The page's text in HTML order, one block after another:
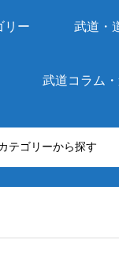
リー 武道・
武道コラム
テゴリーから探す